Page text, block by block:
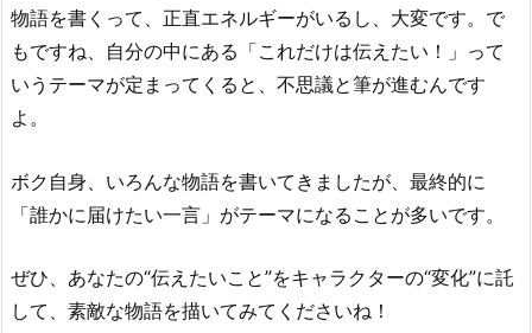
物語を書くって、正直エネルギーがいるし、大変です。で
もですね、自分の中にある「これだけは伝えたい！」って
いうテーマが定まってくると、不思議と筆が進むんです
よ。
ボク自身、いろんな物語を書いてきましたが、最終的に
「誰かに届けたい一言」がテーマになることが多いです。
ぜひ、あなたの“伝えたいこと”をキャラクターの“変化”に託
して、素敵な物語を描いてみてくださいね！